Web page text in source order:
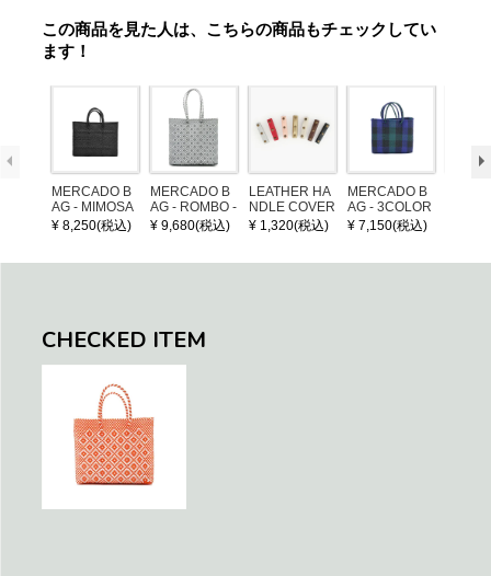
この商品を見た人は、こちらの商品もチェックしてい
ます！
MERCADO B
AG - MIMOSA
- Black (SHOR
T S)
¥ 8,250(税込)
MERCADO B
AG - ROMBO -
LONG HANDL
E - Silver / Whi
¥ 9,680(税込)
LEATHER HA
NDLE COVER
¥ 1,320(税込)
MERCADO B
AG - 3COLOR
S CHECK - Bl
ack / Dark Gre
¥ 7,150(税込)
CHECKED ITEM